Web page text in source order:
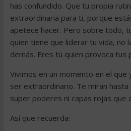
has confundido. Que tu propia
extraordinaria para ti, porque
apetece hacer. Pero sobre todo,
quien tiene que liderar tu vida, no
demás. Eres tú quien provoca tus
Vivimos en un momento en el que
ser extraordinario. Te miran hasta
super poderes ni capas rojas que
Así que recuerda: